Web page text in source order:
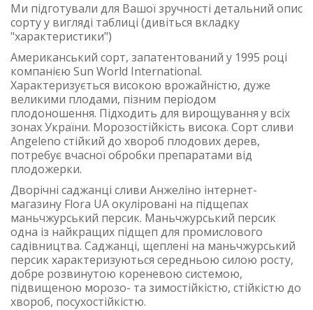
Ми підготували для Вашої зручності детальний опис
сорту у вигляді таблиці (дивіться вкладку
"характеристики")
Американський сорт, запатентований у 1995 році
компанією Sun World International.
Характеризується високою врожайністю, дуже
великими плодами, пізним періодом
плодоношення. Підходить для вирощування у всіх
зонах України. Морозостійкість висока. Сорт сливи
Angeleno стійкий до хвороб плодових дерев,
потребує вчасної обробки препаратами від
плодожерки.
Дворічні саджанці сливи Анжеліно інтернет-
магазину Flora UA окуліровані на підщепах
маньчжурський персик. Маньчжурський персик
одна із найкращих підщеп для промислового
садівництва. Саджанці, щеплені на маньчжурський
персик характеризуються середньою силою росту,
добре розвинутою кореневою системою,
підвищеною морозо- та зимостійкістю, стійкістю до
хвороб, посухостійкістю.